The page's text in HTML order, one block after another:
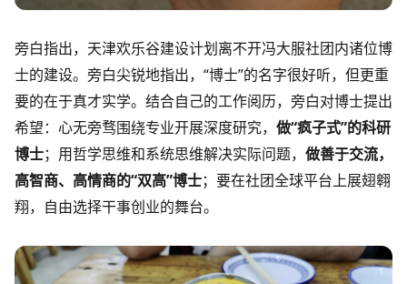
旁白指出，天津欢乐谷建设计划离不开冯大服社团内诸位博
士的建设。旁白尖锐地指出，“博士”的名字很好听，但更重
要的在于真才实学。结合自己的工作阅历，旁白对博士提出
希望：心无旁骛围绕专业开展深度研究， 做“疯子式”的科研
博士；用哲学思维和系统思维解决实际问题， 做善于交流，
高智商、高情商的“双高”博士；要在社团全球平台上展翅翱
翔，自由选择干事创业的舞台。